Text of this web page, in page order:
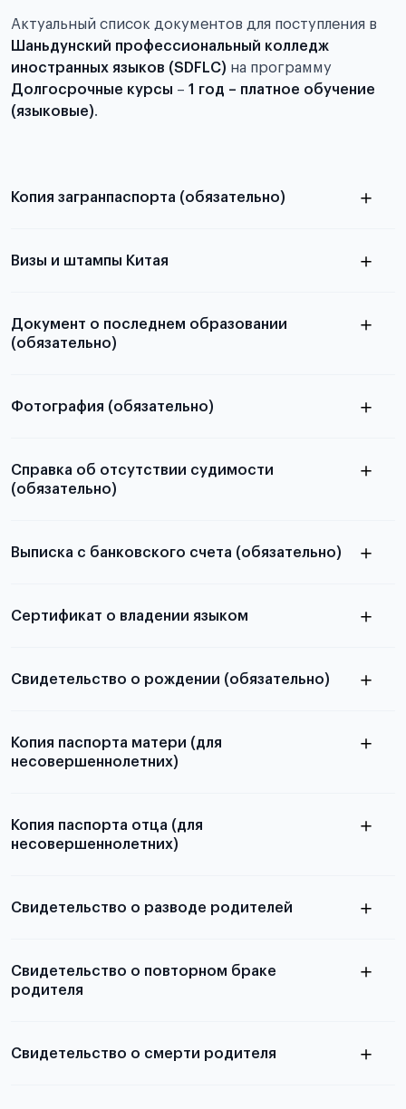
Актуальный список документов для поступления в
Шаньдунский профессиональный колледж
иностранных языков (SDFLC) на программу
Долгосрочные курсы – 1 год – платное обучение
(языковые).
Копия загранпаспорта (обязательно)
паспорта
Визы и штампы Китая
Документ о последнем образовании
(обязательно)
абитуриентов, изложена в статье.
Фотография (обязательно)
Справка об отсутствии судимости
(обязательно)
Выписка с банковского счета (обязательно)
Подробнее о требуемой сумме,
Сертификат о владении языком
Свидетельство о рождении (обязательно)
Копия паспорта матери (для
несовершеннолетних)
Копия паспорта отца (для
несовершеннолетних)
выезда
Свидетельство о разводе родителей
Свидетельство о повторном браке
родителя
Свидетельство о смерти родителя